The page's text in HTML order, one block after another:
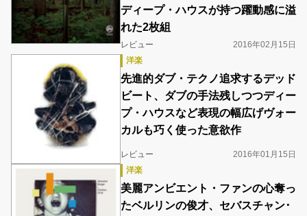
ディープ・ハウスが持つ躍動感に溢
れた2枚組
レビュー
2016年02月15日
洋楽
先進的ダブ・テクノ追求するデッド
ビート、ダブの手法残しつつディー
プ・ハウスなど表現の幅広げヴォー
カルも巧く使った意欲作
レビュー
2016年01月15日
洋楽
美麗アンビエント・ファンの心奪っ
たベルリンの俊才、セバスチャン･